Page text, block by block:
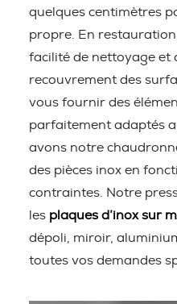
quelques centimètres
propre. En
facilité de nettoyage et
recouvrement des
vous fournir des
parfaitement adaptés
avons notre
des pièces inox en
contraintes. Notre
les plaques d’inox sur
dépoli, miroir,
toutes vos demandes